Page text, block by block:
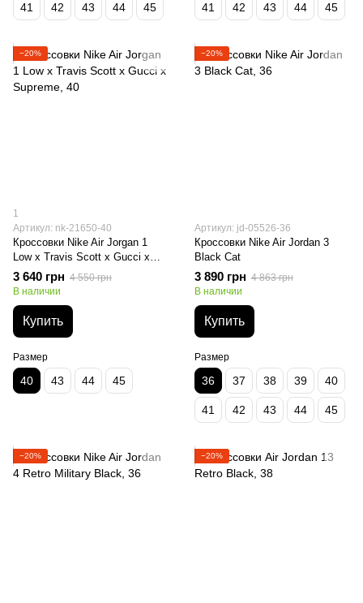
41 42 43 44 45 41 42 43 44 45
−20%
1
Артикул: nk-21650-40
Кроссовки Nike Air Jorgan 1
Low x Travis Scott x Gucci x
Supreme
3 640 грн 4 550 грн
В наличии
Купить
Размер
40 43 44 45
−20%
Артикул: jd-05526-36
Кроссовки Nike Air Jordan 3
Black Cat
3 890 грн 4 863 грн
В наличии
Купить
Размер
36 37 38 39 40
41 42 43 44 45
−20% −20%